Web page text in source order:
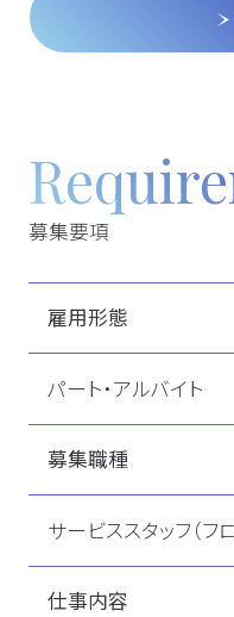
募集要項
雇用形態
パート・アルバイト
募集職種
サービススタッフ（フロ
仕事内容